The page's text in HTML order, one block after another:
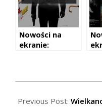
Nowości na
ekranie:
03-
Previous Post: